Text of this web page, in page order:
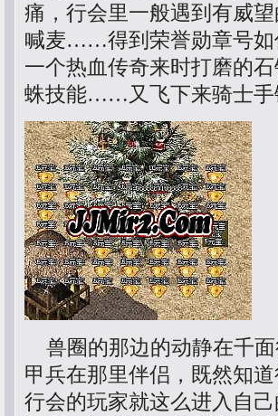
痛，行会里一般遇到有威
喊麦……得到荣誉勋章号如
一个热血传奇来时打磨的
蛛技能……又飞下来骑士手
兽圈的那边的动静在千
甲兵在那里伴侣，既然知
行会的玩家就这么进入自